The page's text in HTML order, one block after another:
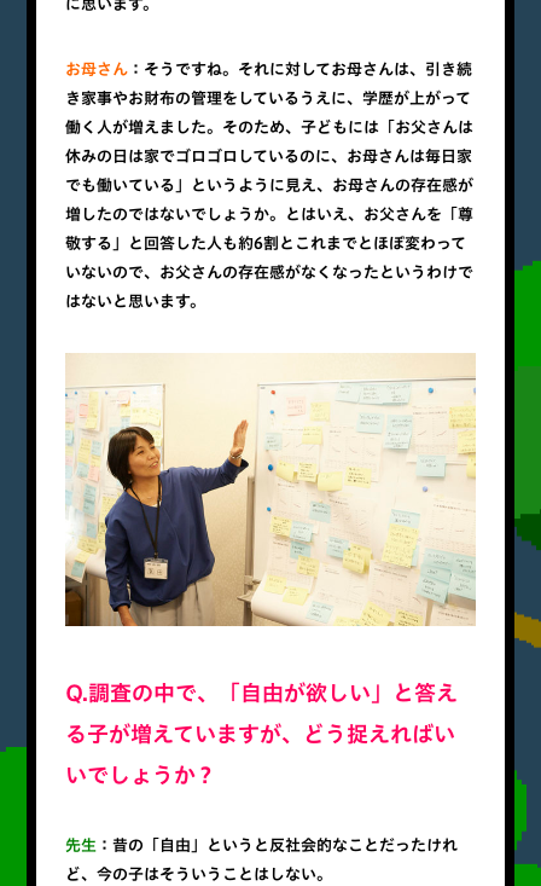
に思います。
お母さん ：そうですね。それに対してお母さんは、引き続
き家事やお財布の管理をしているうえに、学歴が上がって
働く人が増えました。そのため、子どもには「お父さんは
休みの日は家でゴロゴロしているのに、お母さんは毎日家
でも働いている」というように見え、お母さんの存在感が
増したのではないでしょうか。とはいえ、お父さんを「尊
敬する」と回答した人も約6割とこれまでとほぼ変わって
いないので、お父さんの存在感がなくなったというわけで
はないと思います。
Q.調査の中で、「自由が欲しい」と答え
る子が増えていますが、どう捉えればい
いでしょうか？
先生 ：昔の「自由」というと反社会的なことだったけれ
ど、今の子はそういうことはしない。